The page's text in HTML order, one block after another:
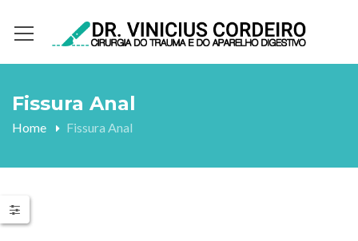
Fissura Anal
Home Fissura Anal